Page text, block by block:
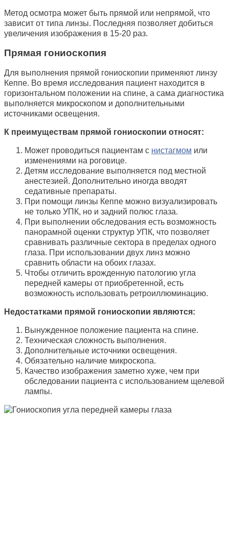
Метод осмотра может быть прямой или непрямой, что
зависит от типа линзы. Последняя позволяет добиться
увеличения изображения в 15-20 раз.
Прямая гониоскопия
Для выполнения прямой гониоскопии применяют линзу
Кеппе. Во время исследования пациент находится в
горизонтальном положении на спине, а сама диагностика
выполняется микроскопом и дополнительными
источниками освещения.
К преимуществам прямой гониоскопии относят:
Может проводиться пациентам с нистагмом или
изменениями на роговице.
Детям исследование выполняется под местной
анестезией. Дополнительно иногда вводят
седативные препараты.
При помощи линзы Кеппе можно визуализировать
не только УПК, но и задний полюс глаза.
При выполнении обследования есть возможность
панорамной оценки структур УПК, что позволяет
сравнивать различные сектора в пределах одного
глаза. При использовании двух линз можно
сравнить области на обоих глазах.
Чтобы отличить врожденную патологию угла
передней камеры от приобретенной, есть
возможность использовать ретроиллюминацию.
Недостатками прямой гониоскопии являются:
Вынужденное положение пациента на спине.
Техническая сложность выполнения.
Дополнительные источники освещения.
Обязательно наличие микроскопа.
Качество изображения заметно хуже, чем при
обследовании пациента с использованием щелевой
лампы.